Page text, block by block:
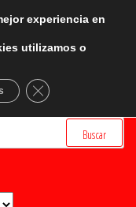
experiencia en
utilizamos o
Cerrar el banner